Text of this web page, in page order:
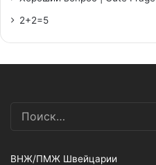
2+2=5
ВНЖ/ПМЖ Швейцарии